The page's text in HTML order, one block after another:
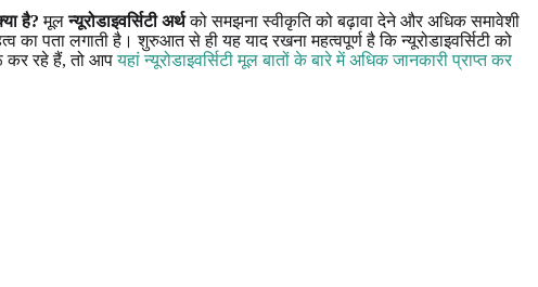
है? मूलन्यूरोडाइवर्सिटी अर्थको समझना स्वीकृति को बढ़ावा देने और अधिक समावेशी
पता लगाती है। शुरुआत से ही यह याद रखना महत्वपूर्ण है कि न्यूरोडाइवर्सिटी को
कर रहे हैं, तो आपयहां न्यूरोडाइवर्सिटी मूल बातों के बारे में अधिक जानकारी प्राप्त कर